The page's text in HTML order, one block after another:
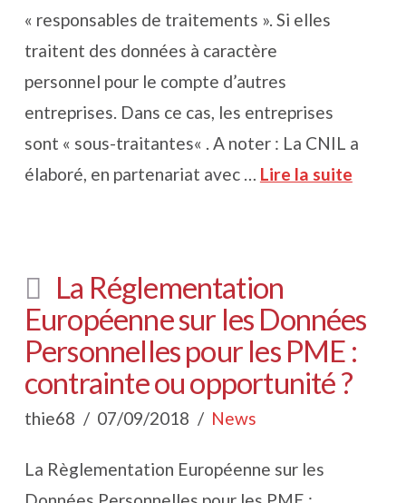
« responsables de traitements ». Si elles
traitent des données à caractère
personnel pour le compte d’autres
entreprises. Dans ce cas, les entreprises
sont « sous-traitantes« . A noter : La CNIL a
élaboré, en partenariat avec … Lire la suite
La Réglementation
Européenne sur les Données
Personnelles pour les PME :
contrainte ou opportunité ?
thie68 07/09/2018 News
La Règlementation Européenne sur les